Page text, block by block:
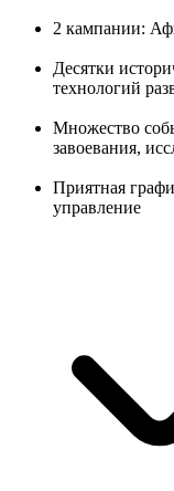
2 кампании:
Десятки
технологий
Множество
завоевания,
Приятная
управление